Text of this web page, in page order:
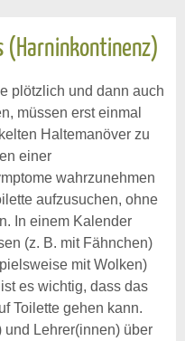
(Harninkontinenz)
plötzlich und dann auch
müssen erst einmal
Haltemanöver zu
einer
wahrzunehmen
aufzusuchen, ohne
In einem Kalender
(z. B. mit Fähnchen)
mit Wolken)
es wichtig, dass das
Toilette gehen kann.
Lehrer(innen) über